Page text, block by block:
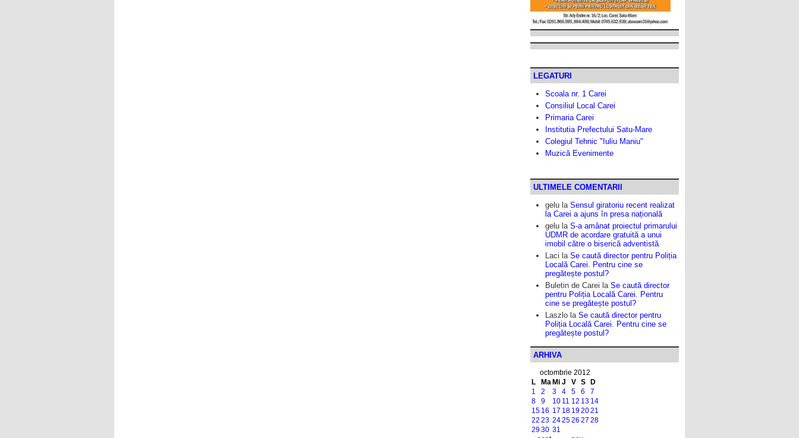
LEGATURI
Scoala nr. 1 Carei
Consiliul Local Carei
Primaria Carei
Institutia Prefectului Satu-Mare
Colegiul Tehnic "Iuliu Maniu"
Muzică Evenimente
ULTIMELE COMENTARII
gelu la Sensul giratoriu recent realizat
la Carei a ajuns în presa națională
gelu la S-a amânat proiectul primarului
UDMR de acordare gratuită a unui
imobil către o biserică adventistă
Laci la Se caută director pentru Poliția
Locală Carei. Pentru cine se
pregătește postul?
Buletin de Carei la Se caută director
pentru Poliția Locală Carei. Pentru
cine se pregătește postul?
Laszlo la Se caută director pentru
Poliția Locală Carei. Pentru cine se
pregătește postul?
ARHIVA
octombrie 2012
L
Ma Mi J V S D
1 2 3 4 5 6
7
8
9 10 11 12 13 14
15 16 17 18 192021
22 23 242526 27 28
2930 31